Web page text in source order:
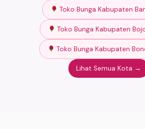
Toko Bunga Kabupaten
Toko Bunga Kabupaten
Toko Bunga Kabupaten
Lihat Semua Kota →